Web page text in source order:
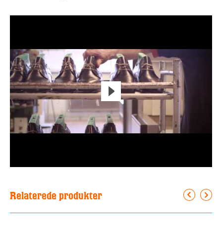
Relaterede produkter